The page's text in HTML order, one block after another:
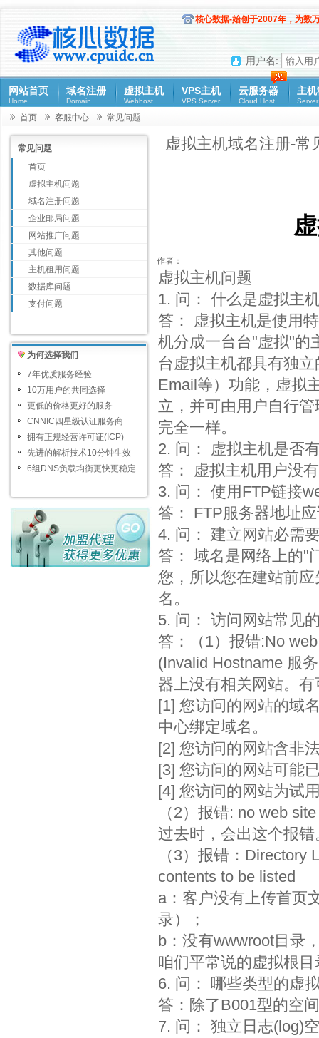
核心数据-始创于2007年，为数
用户名:
网站首页
Home
域名注册
Domain
虚拟主机
Webhost
VPS主机
VPS Server
云服务器
Cloud Host
主
Server
首页 客服中心 常见问题
常见问题
首页
虚拟主机问题
域名注册问题
企业邮局问题
网站推广问题
其他问题
主机租用问题
数据库问题
支付问题
为何选择我们
7年优质服务经验
10万用户的共同选择
更低的价格更好的服务
CNNIC四星级认证服务商
拥有正规经营许可证(ICP)
先进的解析技术10分钟生效
6组DNS负载均衡更快更稳定
虚拟主机域名注册-常
作者：
虚拟主机问题
1. 问： 什么是虚拟主
答： 虚拟主机是使用
机分成一台台"虚拟"的
台虚拟主机都具有独
Email等）功能，虚拟
立，并可由用户自行
完全一样。
2. 问： 虚拟主机是否
答： 虚拟主机用户没
3. 问： 使用FTP链接
答： FTP服务器地址
4. 问： 建立网站必需
答： 域名是网络上的"
您，所以您在建站前
名。
5. 问： 访问网站常见
答：（1）报错:No
(Invalid Hostname 服务
器上没有相关网站。
[1] 您访问的网站的域
中心绑定域名。
[2] 您访问的网站含非
[3] 您访问的网站可能
[4] 您访问的网站为试
（2）报错: no web
过去时，会出这个报错
（3）报错：
contents to be listed
a：客户没有上传首页
录）；
b：没有wwwroot目录
咱们平常说的虚拟根目
6. 问： 哪些类型的虚
答：除了B001型的空
7. 问： 独立日志(log)